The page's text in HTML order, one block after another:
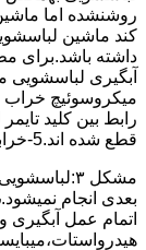
روشنشده اﻣﺎ
کند ماشین
داشته باشد.برای
راﺑﻂ ﺑﯿﻦ ﮐﻠﯿﺪ
ﻗﻄﻊ ﺷﺪه اند.5-خرابی شیر ورودی آب
مشکل
اﺗﻤﺎم عمل آﺑﮕﯿﺮی